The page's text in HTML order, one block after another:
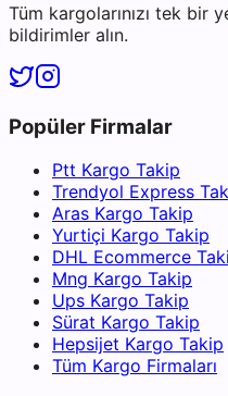
Tüm kargolarınızı tek bir
bildirimler alın.
Popüler Firmalar
Ptt Kargo Takip
Trendyol Express
Aras Kargo Takip
Yurtiçi Kargo Takip
DHL Ecommerce
Mng Kargo Takip
Ups Kargo Takip
Sürat Kargo Takip
Hepsijet Kargo Takip
Tüm Kargo Firmaları